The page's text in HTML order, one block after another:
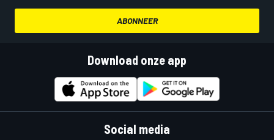
ABONNEER
Download onze app
Social media